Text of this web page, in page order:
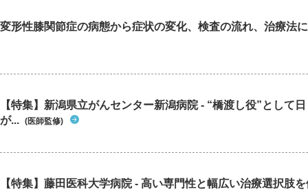
変形性膝関節症の病態から症状の変化、検査の流れ、治療法
【特集】新潟県立がんセンター新潟病院 - “橋渡し役”として
が... (医師監修)
【特集】藤田医科大学病院 - 高い専門性と幅広い治療選択肢